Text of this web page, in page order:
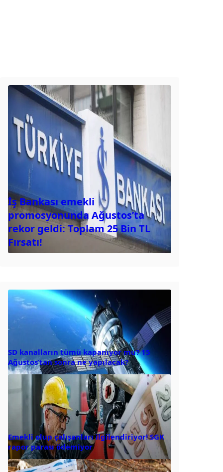
İş Bankası emekli
promosyonunda Ağustos’ta
rekor geldi: Toplam 25 Bin TL
Fırsatı!
SD kanalların tümü kapanıyor mu? 15
Ağustos’tan sonra ne yapılacak?
Emekli olup çalışanları ilgilendiriyor! SGK
rapor parası ödemiyor